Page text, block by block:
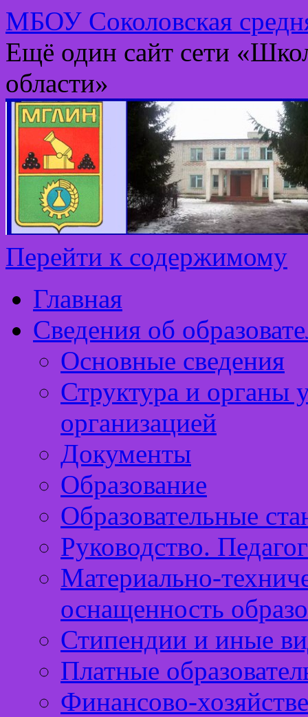
МБОУ Соколовская
Ещё один сайт сети
области»
Перейти к содержимому
Главная
Сведения об
Основные сведения
Структура и органы
организацией
Документы
Образование
Образовательные
Руководство.
Материально-
оснащенность
Стипендии и иные
Платные
Финансово-